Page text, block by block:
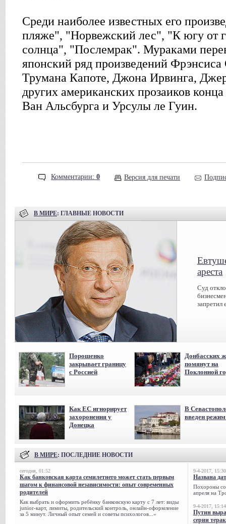
Среди наиболее известных его
пляже", "Норвежский лес", "К югу от
солнца", "Послемрак". Мураками
японский ряд произведений
Трумана Капоте, Джона Ирвинга,
других американских прозаиков
Ван Альсбурга и Урсулы ле Гуин.
Комментарии: 0 Версия для печати
В МИРЕ: ГЛАВНЫЕ НОВОСТИ
ареста
Суд
запретил
Порошенко
закрывает границу
с Россией
Донбасских
помянут на
Поклонной
Как ЕС игнорирует
захоронения у
Донецка
В
введен
В МИРЕ: ПОСЛЕДНИЕ НОВОСТИ
сегодня, 01:52
Как банковская карта семилетнего может стать первым
шагом к финансовой независимости: опыт современных
родителей
Как выбрать и оформить ребёнку банковскую карту с 7 лет: виды
junior-карт, лимиты, родительский контроль, онлайн-оформление
за 5 минут. Личный опыт семей и советы психологов...»
9-4-2017, 15:30
Названа
Похороны
апреля на
9-4-2017, 15:14
Путин
серии